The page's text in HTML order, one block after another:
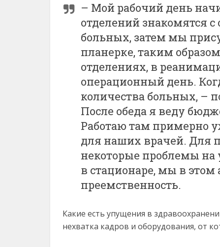
– Мой рабочий день
отделений знакомятся
больных, затем мы
планерке, таким
отделениях, в
операционный день.
количества больных, –
После обеда я веду
Работаю там примерно
для наших врачей. Для
некоторые проблемы на
в стационаре, мы в
преемственность.
Какие есть упущения в
нехватка кадров и оборудования, от